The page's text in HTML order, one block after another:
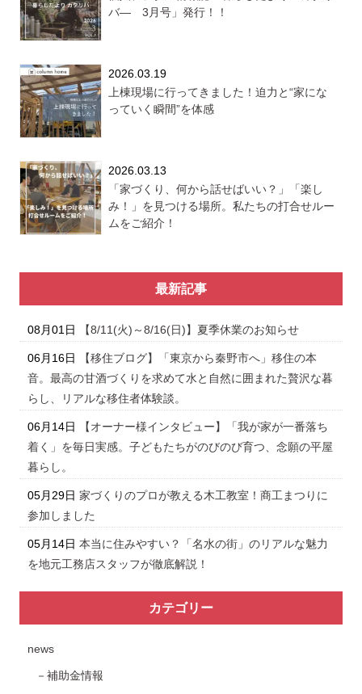
バ― 3月号」発行！！
2026.03.19
上棟現場に行ってきました！迫力と“家にな
っていく瞬間”を体感
2026.03.13
「家づくり、何から話せばいい？」「楽し
み！」を見つける場所。私たちの打合せルー
ムをご紹介！
最新記事
08月01日 【8/11(火)～8/16(日)】夏季休業のお知らせ
06月16日
【移住ブログ】「東京から秦野市へ」移住の本
音。最高の甘酒づくりを求めて水と自然に囲まれた贅沢な暮
らし、リアルな移住者体験談。
06月14日
【オーナー様インタビュー】「我が家が一番落ち
着く」を毎日実感。子どもたちがのびのび育つ、念願の平屋
暮らし。
05月29日 家づくりのプロが教える木工教室！商工まつりに
参加しました
05月14日 本当に住みやすい？「名水の街」のリアルな魅力
を地元工務店スタッフが徹底解説！
カテゴリー
news
補助金情報